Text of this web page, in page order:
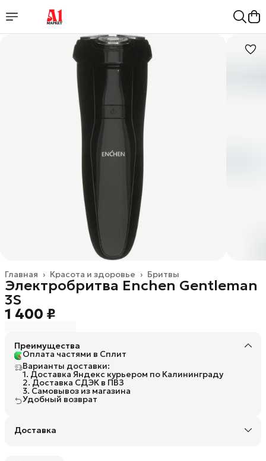
Бритвы
Красота и здоровье ›
Главная ›
Электробритва Enchen Gentleman
3S
1 400 ₽
Преимущества
Оплата частями в Сплит
Варианты доставки:
1. Доставка Яндекс курьером по Калининграду
2. Доставка СДЭК в ПВЗ
3. Самовывоз из магазина
Удобный возврат
Доставка